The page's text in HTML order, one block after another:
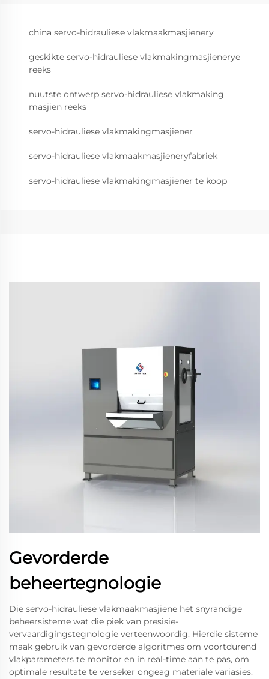
china servo-hidrauliese vlakmaakmasjienery
geskikte servo-hidrauliese vlakmakingmasjienerye
reeks
nuutste ontwerp servo-hidrauliese vlakmaking
masjien reeks
servo-hidrauliese vlakmakingmasjiener
servo-hidrauliese vlakmaakmasjieneryfabriek
servo-hidrauliese vlakmakingmasjiener te koop
Gevorderde
beheertegnologie
Die servo-hidrauliese vlakmaakmasjiene het snyrandige
beheersisteme wat die piek van presisie-
vervaardigingstegnologie verteenwoordig. Hierdie sisteme
maak gebruik van gevorderde algoritmes om voortdurend
vlakparameters te monitor en in real-time aan te pas, om
optimale resultate te verseker ongeag materiale variasies.